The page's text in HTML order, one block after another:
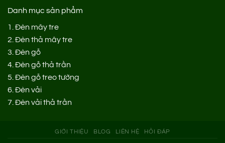
Danh mục sản phẩm
1. Đèn mây tre
2. Đèn thả mây tre
3. Đèn gỗ
4. Đèn gỗ thả trần
5. Đèn gỗ treo tường
6. Đèn vải
7. Đèn vải thả trần
GIỚI THIỆU BLOG LIÊN HỆ HỎI ĐÁP